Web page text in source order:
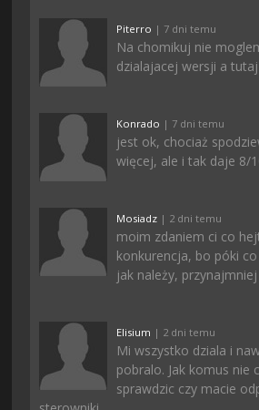
Piterro | 7 dni temu
Na chomikuj nie
dzialajacej wersji a
Konrado | 7 dni temu
jest ok, chociaż
więcej, ale i tak daje 8/
Mosiadz | 2 dni temu
moim zdaniem ci co
konkurencja, bo póki
jak należy,
Elisium | 2 dni temu
Mi wszystko dziala i
pobralo. Jak komus nie
sprawdzic czy macie